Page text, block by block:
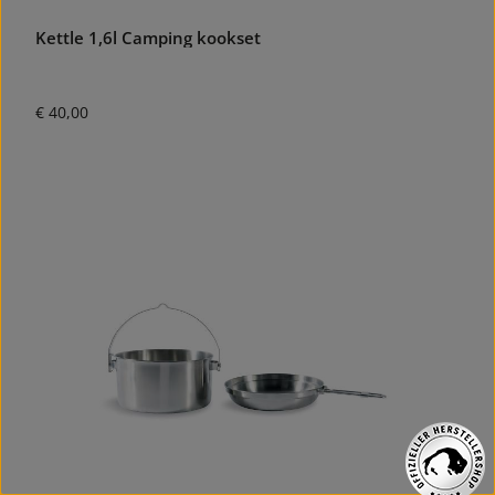
Kettle 1,6l Camping kookset
Normale prijs:
€ 40,00